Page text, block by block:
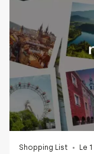
Shopping List Le